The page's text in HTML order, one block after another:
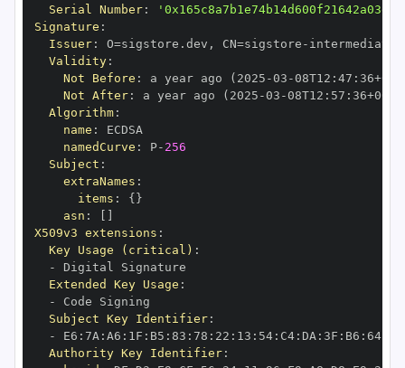
Serial Number:
Signature :
Issuer: O=sigstore.dev , CN=sigstore -
Validity:
Not Before : a year ago (2025 -03 -08T12 : 47 : 36+00
Not After: a year ago (2025 -03 -08T12 : 57 : 36+00
Algorithm:
name :
namedCurve : P- 256
Subject :
extraNames :
items : { }
asn :
X509v3 extensions :
Key Usage (critical) :
-
Extended Key Usage :
-
Subject Key Identifier:
-
E6 : 7A : A6 : 1F : B5 : 83 : 78 : 22 : 13 : 54: C4: DA : 3F : B6 : 64:
Authority Key Identifier: